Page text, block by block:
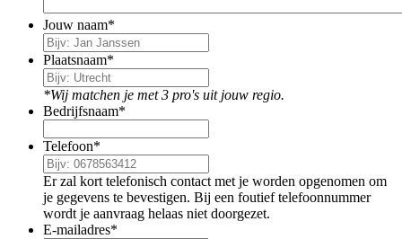
Jouw naam*
Plaatsnaam*
*Wij matchen je met 3 pro's uit jouw regio.
Bedrijfsnaam*
Telefoon*
Er zal kort telefonisch contact met je worden opgenomen om
je gegevens te bevestigen. Bij een foutief telefoonnummer
wordt je aanvraag helaas niet doorgezet.
E-mailadres*